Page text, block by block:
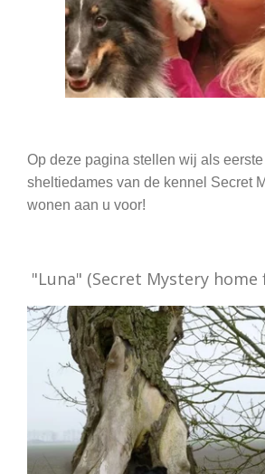
Op deze pagina stellen wij als eerste
sheltiedames van de kennel Secret
wonen aan u voor!
"Luna" (Secret Mystery